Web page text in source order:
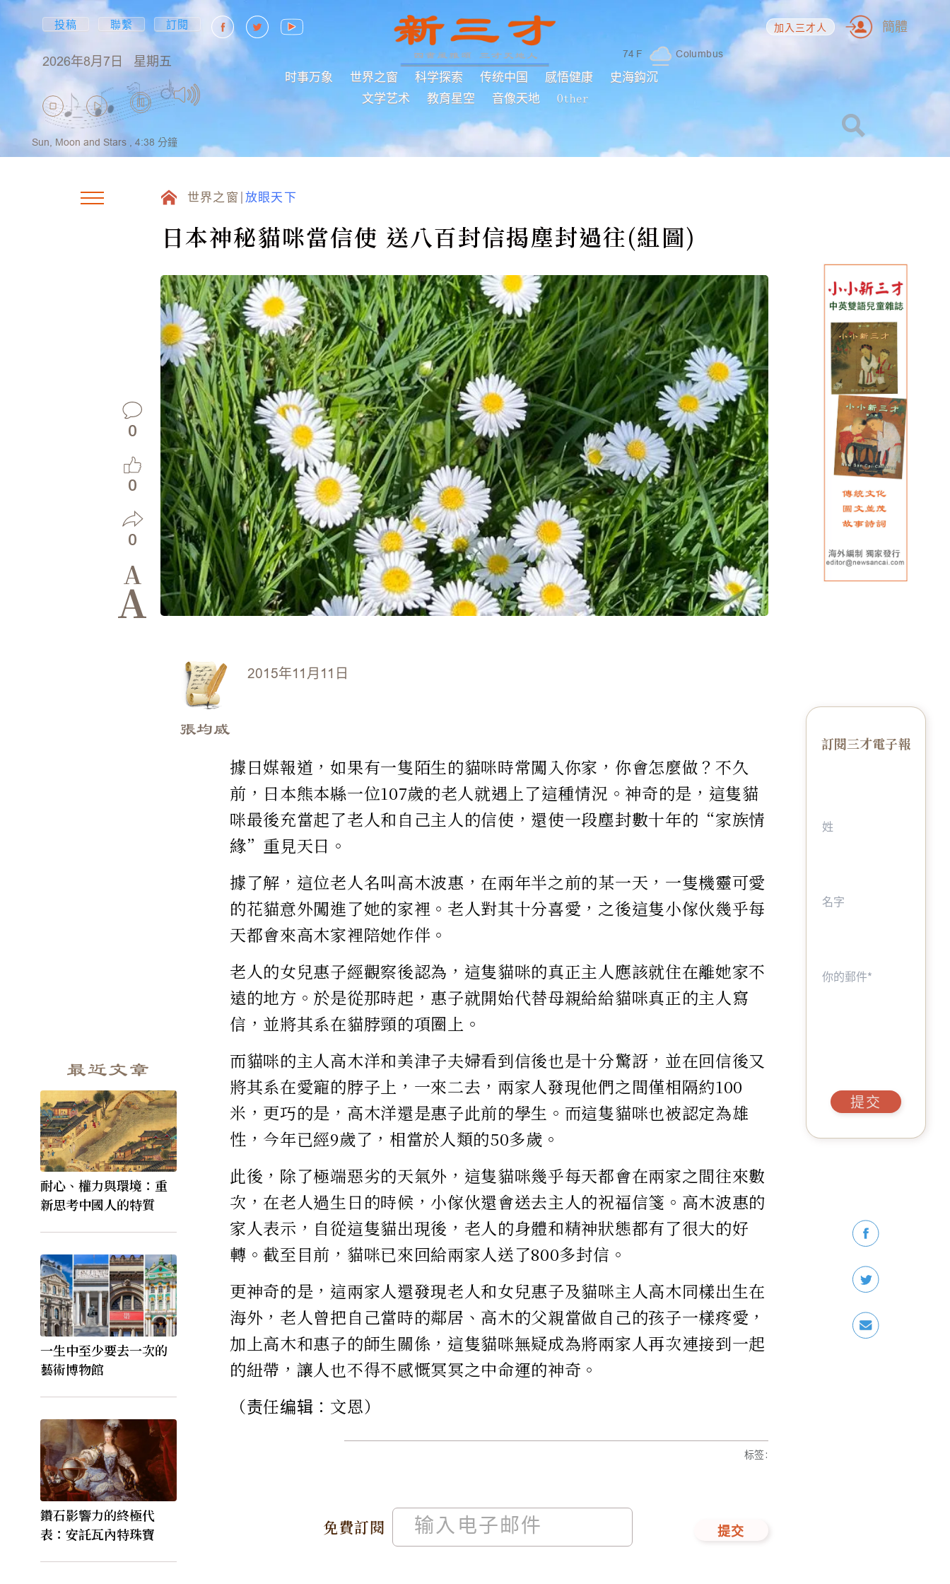
投稿 聯繫 訂閱
2026年8月7日 星期五 74 F Columbus
时事万象 世界之窗 科学探索 传统中国 感悟健康
史海鈎沉
文学艺术
教育星空 音像天地 Other
加入三才人 簡體
Sun, Moon and Stars , 4:38 分鐘
世界之窗 放眼天下
日本神秘貓咪當信使 送八百封信揭塵封過往(組圖)
0
0
0
A
A
最近文章
耐心、權力與環境：重
新思考中國人的特質
一生中至少要去一次的
藝術博物館
鑽石影響力的終極代
表：安託瓦內特珠寶
2015年11月11日
張均威
據日媒報道，如果有一隻陌生的貓咪時常闖入你家，你會怎麼做？不久
前，日本熊本縣一位107歲的老人就遇上了這種情況。神奇的是，這隻貓
咪最後充當起了老人和自己主人的信使，還使一段塵封數十年的“家族情
緣”重見天日。
據了解，這位老人名叫高木波惠，在兩年半之前的某一天，一隻機靈可愛
的花貓意外闖進了她的家裡。老人對其十分喜愛，之後這隻小傢伙幾乎每
天都會來高木家裡陪她作伴。
老人的女兒惠子經觀察後認為，這隻貓咪的真正主人應該就住在離她家不
遠的地方。於是從那時起，惠子就開始代替母親給給貓咪真正的主人寫
信，並將其系在貓脖頸的項圈上。
而貓咪的主人高木洋和美津子夫婦看到信後也是十分驚訝，並在回信後又
將其系在愛寵的脖子上，一來二去，兩家人發現他們之間僅相隔約100
米，更巧的是，高木洋還是惠子此前的學生。而這隻貓咪也被認定為雄
性，今年已經9歲了，相當於人類的50多歲。
此後，除了極端惡劣的天氣外，這隻貓咪幾乎每天都會在兩家之間往來數
次，在老人過生日的時候，小傢伙還會送去主人的祝福信箋。高木波惠的
家人表示，自從這隻貓出現後，老人的身體和精神狀態都有了很大的好
轉。截至目前，貓咪已來回給兩家人送了800多封信。
更神奇的是，這兩家人還發現老人和女兒惠子及貓咪主人高木同樣出生在
海外，老人曾把自己當時的鄰居、高木的父親當做自己的孩子一樣疼愛，
加上高木和惠子的師生關係，這隻貓咪無疑成為將兩家人再次連接到一起
的紐帶，讓人也不得不感慨冥冥之中命運的神奇。
（责任编辑：文恩）
免費訂閱 提交
标签:
訂閱三才電子報
提交